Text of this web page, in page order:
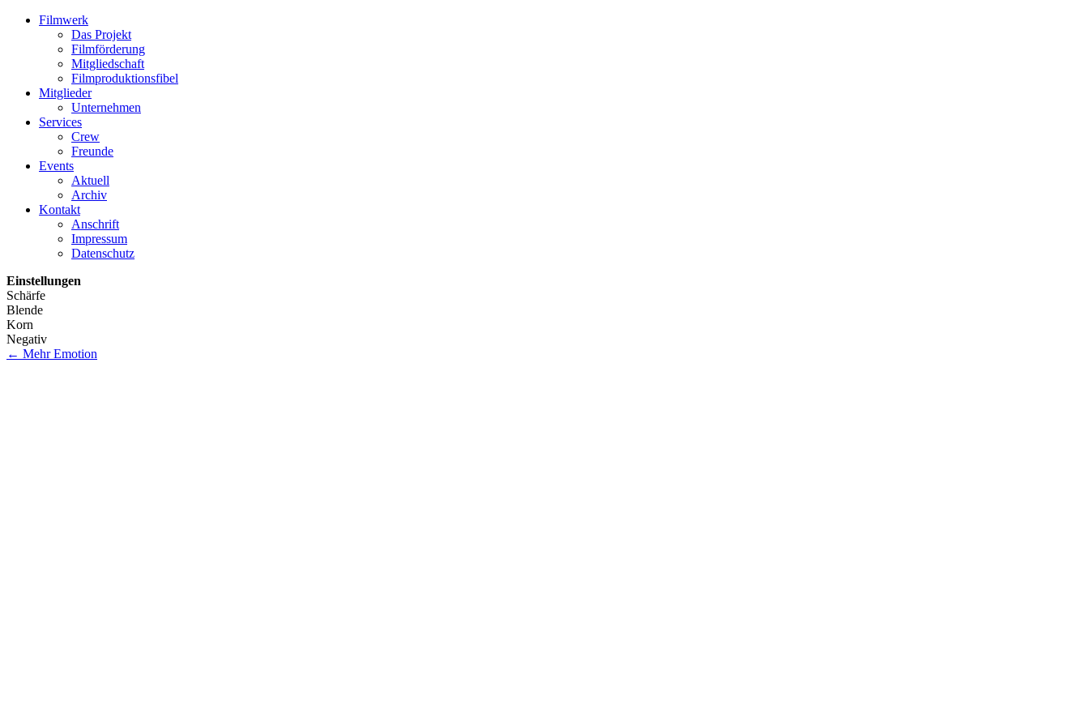
Filmwerk
Das Projekt
Filmförderung
Mitgliedschaft
Filmproduktionsfibel
Mitglieder
Unternehmen
Services
Crew
Freunde
Events
Aktuell
Archiv
Kontakt
Anschrift
Impressum
Datenschutz
Einstellungen
Schärfe
Blende
Korn
Negativ
← Mehr Emotion